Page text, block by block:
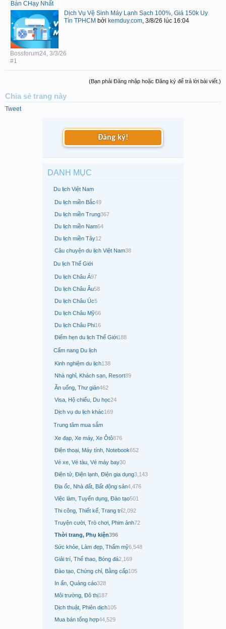
Dịch Vụ Vệ Sinh Máy Lạnh Sạch 100%, Giá 150k Uy
Tín TPHCM bởi kemduy.com, 3/8/26 lúc 16:04
Bossforum24, 3/3/26
#1
(Bạn phải Đăng nhập hoặc Đăng ký để trả lời bài viết.)
Chia sẻ trang này
Tweet
Đăng ký!
DANH MỤC
Du lịch Việt Nam
Du lịch miền Bắc49
Du lịch miền Trung367
Du lịch miền Nam64
Du lịch miền Tây12
Câu chuyện du lịch Việt Nam38
Du lịch Thế Giới
Du lịch Châu Á97
Du lịch Châu Âu58
Du lịch Châu Úc5
Du lịch Châu Mỹ66
Du lịch Châu Phi16
Điểm hẹn du lịch Thế Giới188
Cẩm nang Du lịch
Kinh nghiệm du lịch138
Nhà nghỉ, Khách sạn, Resort89
Ăn uống, Thư giản462
Visa, Hộ chiếu, Du học24
Dịch vụ du lịch khác169
Trung tâm mua sắm
Xe đạp, Xe máy, Xe Ôtô876
Điện thoại, Máy tính, Notebook652
Vé xe, Vé tàu, Vé máy bay30
Điện tử, Điện lạnh, Điện gia dụng3,143
Địa ốc, Nhà đất, Bất động sản4,476
Việc làm, Tuyển dụng, Đào tạo501
Thi công, Thiết kế, Trang trí2,092
Truyện cười, Trò chơi, Phim ảnh72
Thời trang, Phụ kiện396
Sức khỏe, Làm đẹp, Thẩm mỹ6,548
Giải trí, Thể thao, Bóng đá2,169
Đào tạo, Chứng chỉ, Bằng cấp105
In ấn, Quảng cáo328
Môi trường, Đô thị187
Dịch thuật, Phiên dịch105
Mua bán tổng hợp44,529